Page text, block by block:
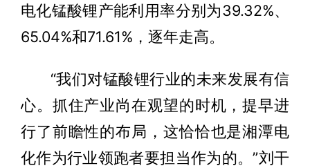
电化锰酸锂产能利用率分别为39.32%、
65.04%和71.61%，逐年走高。
“我们对锰酸锂行业的未来发展有信
心。抓住产业尚在观望的时机，提早进
行了前瞻性的布局，这恰恰也是湘潭电
化作为行业领跑者要担当作为的。”刘干